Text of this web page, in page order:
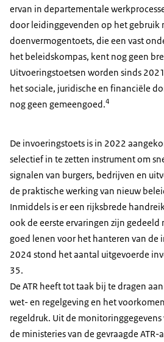
ervan in departementale
door leidinggevenden op het gebruik
doenvermogentoets, die een vast
het beleidskompas, kent nog geen
Uitvoeringstoetsen worden sinds
het sociale, juridische en financiële
nog geen gemeengoed.4
De invoeringstoets is in 2022
selectief in te zetten instrument om
signalen van burgers, bedrijven en
de praktische werking van nieuw
Inmiddels is er een rijksbrede
ook de eerste ervaringen zijn gedeeld
goed lenen voor het hanteren van de
2024 stond het aantal uitgevoerde
35.
De ATR heeft tot taak bij te dragen
wet- en regelgeving en het
regeldruk. Uit de
de ministeries van de gevraagde